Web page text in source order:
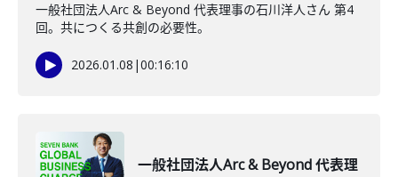
一般社団法人Arc & Beyond 代表理事の石川洋人さん 第4
回。共につくる共創の必要性。
2026.01.08 |00:16:10
一般社団法人Arc & Beyond 代表理